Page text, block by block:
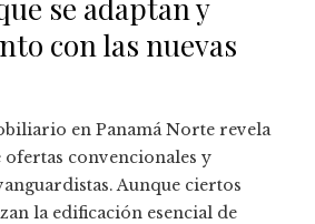
se adaptan y
con las nuevas
en Panamá Norte revela
ofertas convencionales y
Aunque ciertos
la edificación esencial de